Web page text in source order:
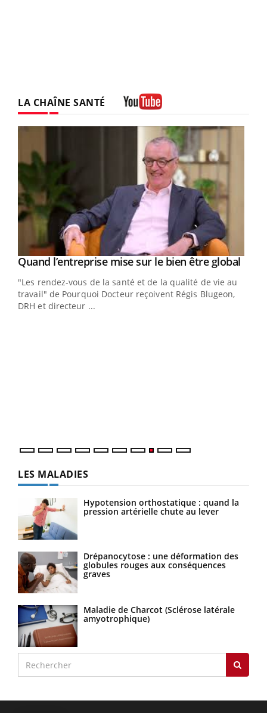
LA CHAÎNE SANTÉ
Youtube
Quand l’entreprise mise sur le bien être global
"Les rendez-vous de la santé et de la qualité de vie au
travail" de Pourquoi Docteur reçoivent Régis Blugeon,
DRH et directeur ...
LES MALADIES
Hypotension orthostatique : quand la
pression artérielle chute au lever
Drépanocytose : une déformation des
globules rouges aux conséquences
graves
Maladie de Charcot (Sclérose latérale
amyotrophique)